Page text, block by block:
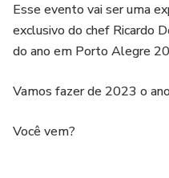
Esse evento vai ser uma
exclusivo do chef Ricardo
do ano em Porto Alegre
Vamos fazer de 2023 o
Você vem?